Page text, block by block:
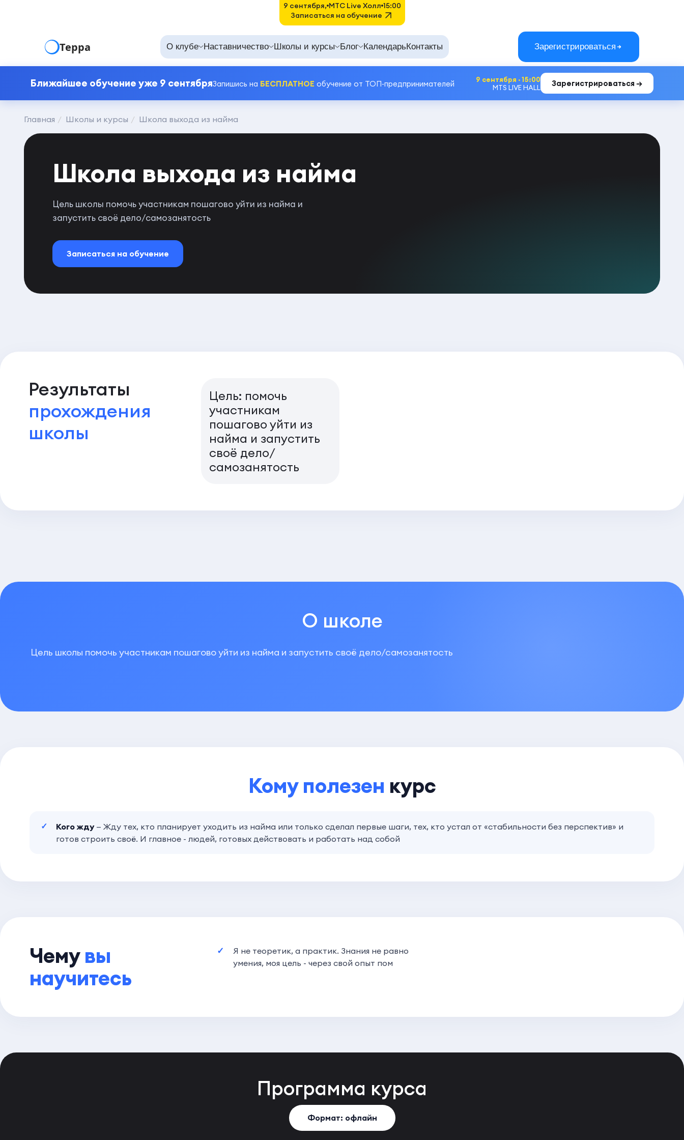
Терра О клубе Наставничество Школы и курсы Блог КалендарьКонтакты Зарегистрироваться
Ближайшее обучение уже 9 сентябряЗапишись на БЕСПЛАТНОЕ обучение от ТОП‑предпринимателей
9 сентября · 15:00
MTS LIVE HALL
Зарегистрироваться →
Главная Школы и курсы Школа выхода из найма
Школа выхода из найма
Цель школы помочь участникам пошагово уйти из найма и
запустить своё дело/самозанятость
Записаться на обучение
Результаты
прохождения
школы
Цель: помочь
участникам
пошагово уйти из
найма и запустить
своё дело/
самозанятость
О школе
Цель школы помочь участникам пошагово уйти из найма и запустить своё дело/самозанятость
Кому полезен курс
Кого жду— Жду тех, кто планирует уходить из найма или только сделал первые шаги, тех, кто устал от «стабильности без перспектив» и
готов строить своё. И главное - людей, готовых действовать и работать над собой
Чемувы
научитесь
Я не теоретик, а практик. Знания не равно
умения, моя цель - через свой опыт пом
Программа курса
Формат: офлайн
9 сентября, MTC Live Холл 15:00
Записаться на обучение